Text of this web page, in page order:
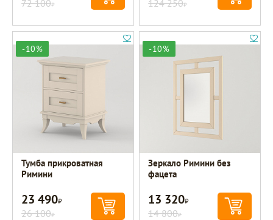
Р Р
-10%
Тумба прикроватная
Римини
23 490Р
26 100Р
-10%
Зеркало Римини без
фацета
13 320Р
14 800Р